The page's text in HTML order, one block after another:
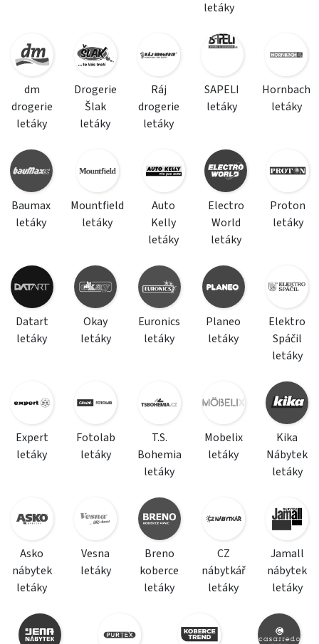
letáky
dm
drogerie
letáky
Drogerie
Šlak
letáky
Ráj
drogerie
letáky
SAPELI
letáky
Hornbach
letáky
Baumax
letáky
Mountfield
letáky
Auto
Kelly
letáky
Electro
World
letáky
Proton
letáky
Datart
letáky
Okay
letáky
Euronics
letáky
Planeo
letáky
Elektro
Spáčil
letáky
Expert
letáky
Fotolab
letáky
T.S.
Bohemia
letáky
Mobelix
letáky
Kika
Nábytek
letáky
Asko
nábytek
letáky
Vesna
letáky
Breno
koberce
letáky
CZ
nábytkář
letáky
Jamall
nábytek
letáky